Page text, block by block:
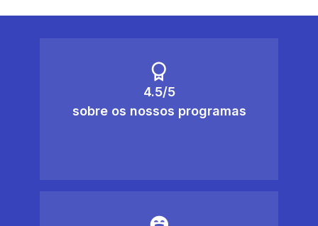
4.5/5
sobre os nossos programas